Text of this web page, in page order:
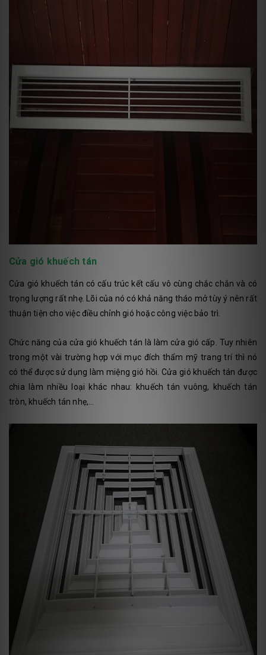
Cửa gió khuếch tán
Cửa gió khuếch tán có cấu trúc kết cấu vô cùng chắc chắn và có
trọng lượng rất nhẹ. Lõi của nó có khả năng tháo mở tùy ý nên rất
thuận tiện cho việc điều chỉnh gió hoặc công việc bảo trì.
Chức năng của cửa gió khuếch tán là làm cửa gió cấp. Tuy nhiên
trong một vài trường hợp với mục đích thẩm mỹ trang trí thì nó
có thể được sử dụng làm miệng gió hồi. Cửa gió khuếch tán được
chia làm nhiều loại khác nhau: khuếch tán vuông, khuếch tán
tròn, khuếch tán nhẹ,…